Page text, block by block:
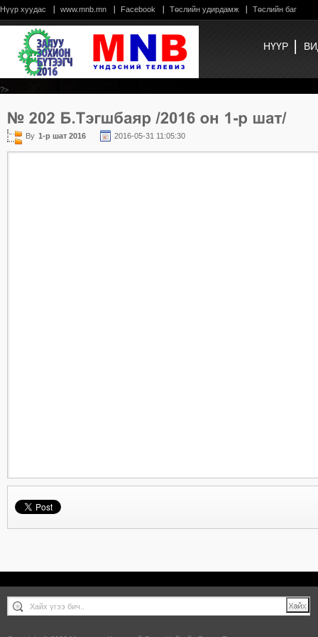
Нүүр хуудас www.mnb.mn Facebook Төслийн удирдамж Төслийн баг
НҮҮР
?>
By 1-р шат 2016 2016-05-31 11:05:30